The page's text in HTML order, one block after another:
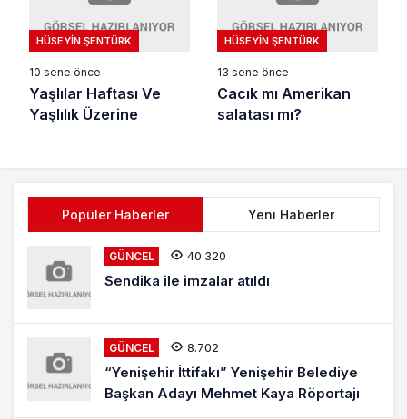
HÜSEYIN ŞENTÜRK
10 sene önce
Yaşlılar Haftası Ve
Yaşlılık Üzerine
HÜSEYIN ŞENTÜRK
13 sene önce
Cacık mı Amerikan
salatası mı?
Popüler Haberler Yeni Haberler
GÜNCEL 40.320
Sendika ile imzalar atıldı
GÜNCEL 8.702
“Yenişehir İttifakı” Yenişehir Belediye
Başkan Adayı Mehmet Kaya Röportajı